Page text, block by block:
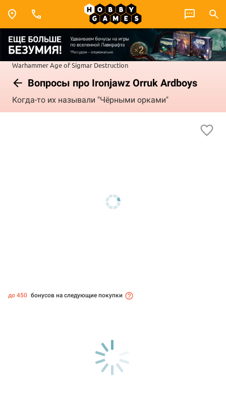
WarhammerAge of Sigmar Destruction
Вопросы про Ironjawz Orruk Ardboys
Когда-то их называли "Чёрными орками"
до 450 бонусов на следующие покупки